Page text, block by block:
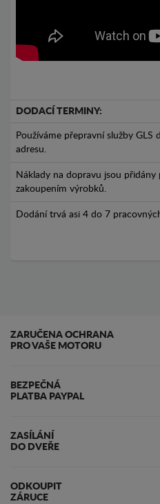
DODACÍ TERMINY:
Používáme přepravní služby
adresu.
Náklady na dopravu jsou přidány
zakoupením výrobků.
Dodání trvá asi 4 do 7
ZARUČENA OCHRANA
PRO VAŠE MOTORU
BEZPEČNÁ
PLATBA PAYPAL
ZASÍLÁNÍ
DO DVEŘE
ODKOUPIT
ZÁRUCE